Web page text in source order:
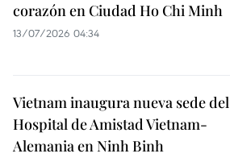
corazón en Ciudad Ho Chi Minh
13/07/2026 04:34
Vietnam inaugura nueva sede del
Hospital de Amistad Vietnam-
Alemania en Ninh Binh